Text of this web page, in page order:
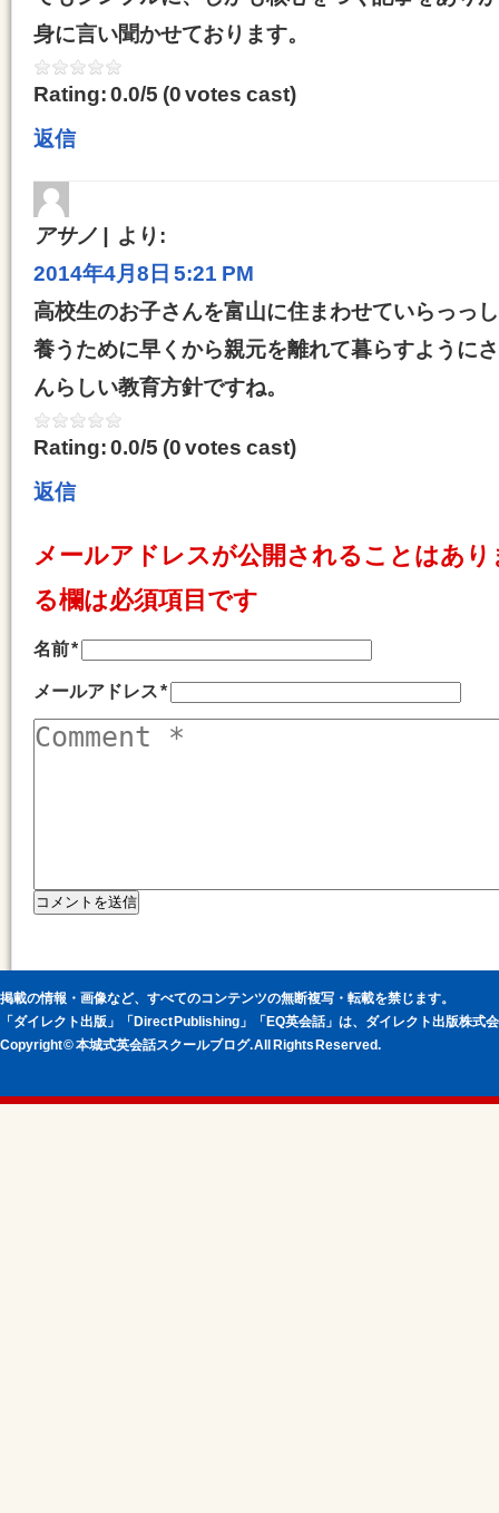
身に言い聞かせております。
Rating: 0.0/5 (0 votes cast)
返信
アサノ
より:
2014年4月8日 5:21 PM
高校生のお子さんを富山に住まわせていらっっ
養うために早くから親元を離れて暮らすように
んらしい教育方針ですね。
Rating: 0.0/5 (0 votes cast)
返信
メールアドレスが公開されることはあ
る欄は必須項目です
名前*
メールアドレス*
掲載の情報・画像など、すべてのコンテンツの無断複写・転載を禁じます。
「ダイレクト出版」「Direct Publishing」「EQ英会話」は、ダイレクト出版株式
Copyright © 本城式英会話スクールブログ. All Rights Reserved.